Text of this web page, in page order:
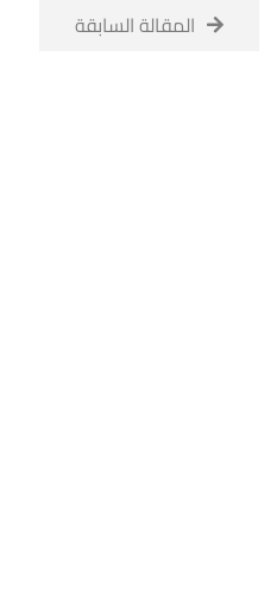
المقالة السابقة